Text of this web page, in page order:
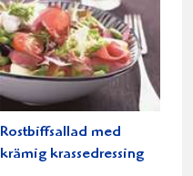
Rostbiffsallad med
krämig krassedressing